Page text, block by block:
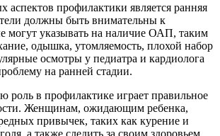
профилактики является ранняя
должны быть внимательны к
могут указывать на наличие ОАП, таким
одышка, утомляемость, плохой набор
осмотры у педиатра и кардиолога
на ранней стадии.
роль в профилактике играет правильное
Женщинам, ожидающим ребенка,
привычек, таких как курение и
а также следить за своим здоровьем,